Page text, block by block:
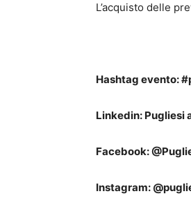
L’acquisto delle
Hashtag evento:
Linkedin: Pugliesi
Facebook:
Instagram: